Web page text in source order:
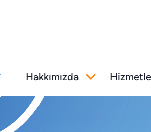
Hakkımızda